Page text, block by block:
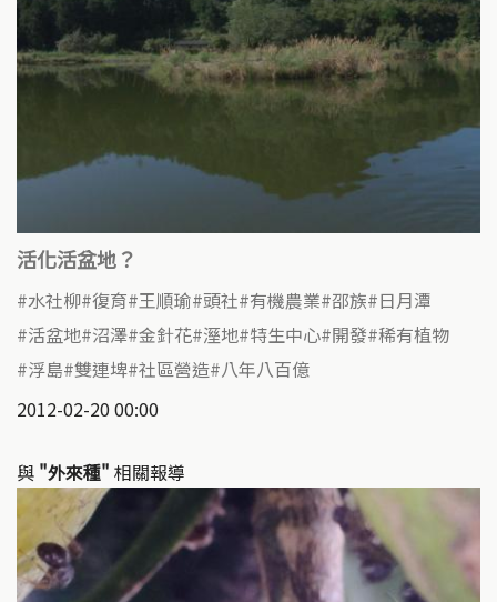
活化活盆地？
水社柳 復育 王順瑜 頭社 有機農業 邵族 日月潭
活盆地 沼澤 金針花 溼地 特生中心 開發 稀有植物
浮島 雙連埤 社區營造 八年八百億
2012-02-20 00:00
與 "外來種" 相關報導